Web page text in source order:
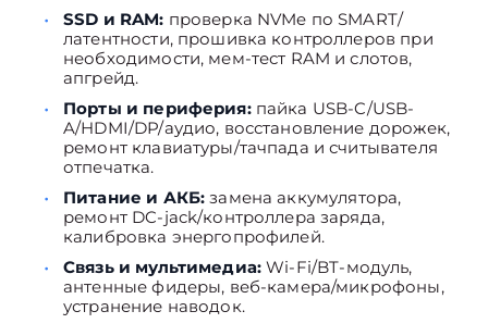
SSD и RAM: проверка NVMe по SMART/
латентности, прошивка контроллеров при
необходимости, мем-тест RAM и слотов,
апгрейд.
Порты и периферия:пайка USB-C/USB-
A/HDMI/DP/аудио, восстановление дорожек,
ремонт клавиатуры/тачпада и считывателя
отпечатка.
Питание и АКБ: замена аккумулятора,
ремонт DC-jack/контроллера заряда,
калибровка энергопрофилей.
Связь и мультимедиа: Wi-Fi/BT-модуль,
антенные фидеры, веб-камера/микрофоны,
устранение наводок.